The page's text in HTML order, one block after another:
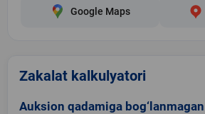
Google Maps
Zakalat kalkulyatori
Auksion qadamiga